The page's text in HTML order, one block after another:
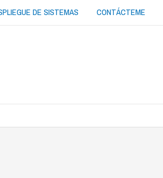
DE SISTEMAS CONTÁCTEME